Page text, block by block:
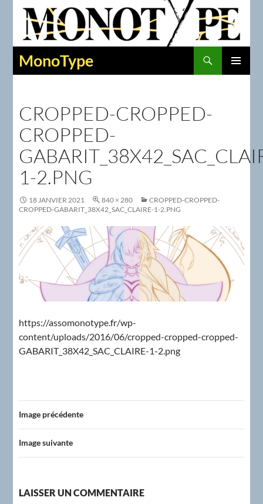
MonoType
Recherche
CROPPED-CROPPED-
CROPPED-
1-2.PNG
18 JANVIER 2021 840 × 280
CROPPED-CROPPED-
CROPPED-GABARIT_38X42_SAC_CLAIRE-1-2.PNG
https://assomonotype.fr/wp-
content/uploads/2016/06/cropped-cropped-cropped-
GABARIT_38X42_SAC_CLAIRE-1-2.png
Image précédente
Image suivante
LAISSER UN COMMENTAIRE